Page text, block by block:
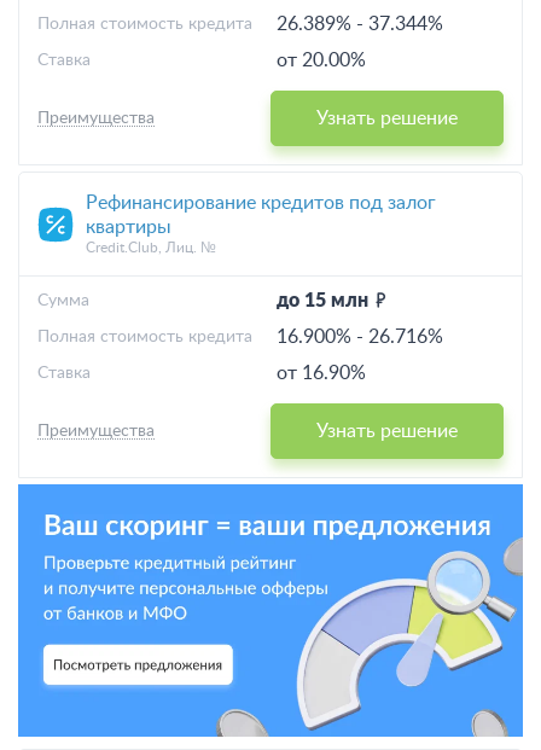
26.389% - 37.344%
Полная стоимость кредита
от 20.00%
Ставка
Узнать решение
Преимущества
Рефинансирование кредитов под залог
квартиры
Credit.Club, Лиц. №
до 15 млн
Cумма
16.900% - 26.716%
Полная стоимость кредита
от 16.90%
Ставка
Узнать решение
Преимущества